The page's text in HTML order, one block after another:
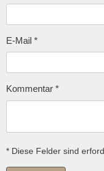
E-Mail *
Kommentar *
* Diese Felder sind